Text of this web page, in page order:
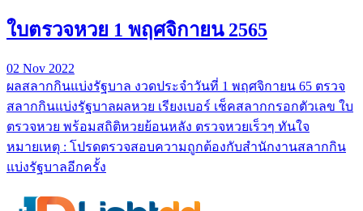
ใบตรวจหวย 1 พฤศจิกายน 2565
02 Nov 2022
ผลสลากกินแบ่งรัฐบาล งวดประจำวันที่ 1 พฤศจิกายน 65 ตรวจ
สลากกินแบ่งรัฐบาลผลหวย เรียงเบอร์ เช็คสลากกรอกตัวเลข ใบ
ตรวจหวย พร้อมสถิติหวยย้อนหลัง ตรวจหวยเร็วๆ ทันใจ
หมายเหตุ : โปรดตรวจสอบความถูกต้องกับสำนักงานสลากกิน
แบ่งรัฐบาลอีกครั้ง